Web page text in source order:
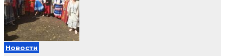
Новости